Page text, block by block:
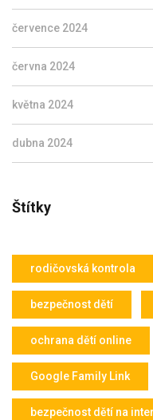
července 2024
června 2024
května 2024
dubna 2024
Štítky
rodičovská kontrola
bezpečnost dětí
ochrana dětí online
Google Family Link
bezpečnost dětí na